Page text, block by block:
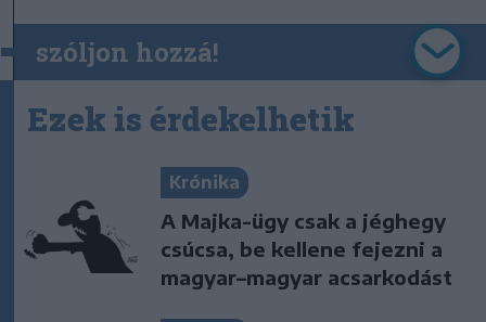
szóljon hozzá!
Ezek is érdekelhetik
Krónika
A Majka-ügy csak a jéghegy
csúcsa, be kellene fejezni a
magyar–magyar acsarkodást